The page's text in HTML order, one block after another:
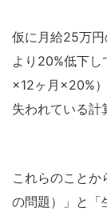
仮に月給25万
より20%低下
×12ヶ月×20%
失われている計
これらのこと
の問題）」と「